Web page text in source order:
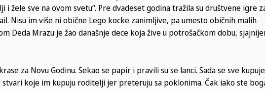
žele sve na ovom svetu“. Pre dvadeset godina tražila su društvene igre
Nisu im više ni obične Lego kocke zanimljive, pa umesto običnih malih
Deda Mrazu je žao današnje dece koja žive u potrošačkom dobu,
za Novu Godinu. Sekao se papir i pravili su se lanci. Sada se sve
stvari koje im kupuju roditelji jer preteruju sa poklonima. Čak iako ste